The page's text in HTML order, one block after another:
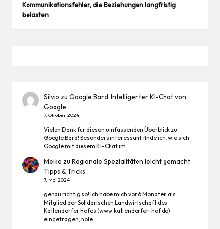
Kommunikationsfehler, die Beziehungen langfristig
belasten
Silvio zuGoogle Bard: Intelligenter KI-Chat von
Google
7. Oktober 2024
Vielen Dank für diesen umfassenden Überblick zu
Google Bard! Besonders interessant finde ich, wie sich
Google mit diesem KI-Chat im…
Meike zuRegionale Spezialitäten leicht gemacht:
Tipps & Tricks
7. Mai 2024
genau richtig so! Ich habe mich vor 6 Monaten als
Mitglied der Solidarischen Landwirtschaft des
Kattendorfer Hofes (www.kattendorfer-hof.de)
eingetragen, hole…